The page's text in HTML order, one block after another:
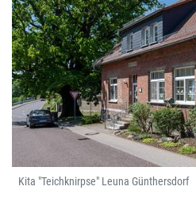
Kita "Teichknirpse" Leuna Günthersdorf